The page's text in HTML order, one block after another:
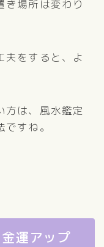
き場所は変わり
夫をすると、よ
方は、風水鑑定
すね。
運アップ